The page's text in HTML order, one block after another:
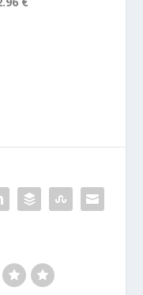
PRÓXIMO